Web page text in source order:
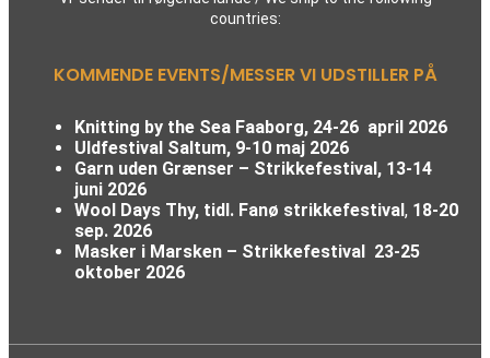
countries:
KOMMENDE EVENTS/MESSER VI UDSTILLER PÅ
Knitting by the Sea Faaborg, 24-26 april 2026
Uldfestival Saltum, 9-10 maj 2026
Garn uden Grænser – Strikkefestival, 13-14
juni 2026
Wool Days Thy, tidl. Fanø strikkefestival , 18-20
sep. 2026
Masker i Marsken – Strikkefestival
23-25
oktober 2026